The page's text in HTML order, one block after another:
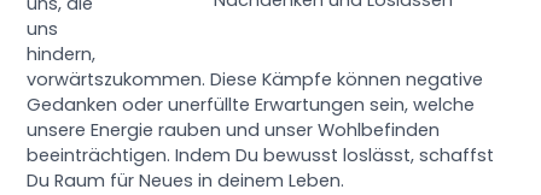
uns
hindern,
vorwärtszukommen. Diese Kämpfe können negative
Gedanken oder unerfüllte Erwartungen sein, welche
unsere Energie rauben und unser Wohlbefinden
beeinträchtigen. Indem Du bewusst loslässt, schaffst
Du Raum für Neues in deinem Leben.